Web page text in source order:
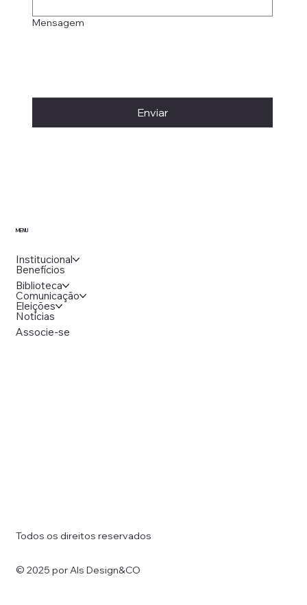
MENU
Institucional
Benefícios
Biblioteca
Comunicação
Eleições
Notícias
Associe-se
Mensagem
Enviar
Todos os direitos reservados
© 2025 por Als Design&CO